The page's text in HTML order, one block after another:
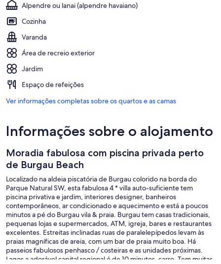
Alpendre ou lanai (alpendre havaiano)
Cozinha
Varanda
Área de recreio exterior
Jardim
Espaço de refeições
Ver informações completas sobre os quartos e as camas
Informações sobre o alojamento
Moradia fabulosa com piscina privada perto
de Burgau Beach
Localizado na aldeia piscatória de Burgau colorido na borda do
Parque Natural SW, esta fabulosa 4 * villa auto-suficiente tem
piscina privativa e jardim, interiores designer, banheiros
contemporâneos, ar condicionado e aquecimento e está a poucos
minutos a pé do Burgau vila & praia. Burgau tem casas tradicionais,
pequenas lojas e supermercados, ATM, igreja, bares e restaurantes
excelentes. Estreitas inclinadas ruas de paralelepípedos levam às
praias magníficas de areia, com um bar de praia muito boa. Há
passeios fabulosos penhasco / costeiras e as unidades próximas.
Lagos a adorável capital regional é de 10 minutos. carro. Tem muitas